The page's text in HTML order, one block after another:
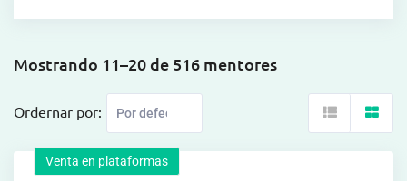
Mostrando 11–20 de 516 mentores
Ordernar por:
Venta en plataformas